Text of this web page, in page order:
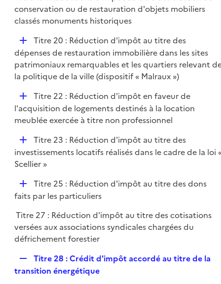
e
r
conservation ou de restauration d'objets mobiliers
classés monuments historiques
D
é
p
l
r
Titre 20 : Réduction d'impôt au titre des
dépenses de restauration immobilière dans les sites
patrimoniaux remarquables et les quartiers relevant
la politique de la ville (dispositif « Malraux »)
D
é
p
e
r
Titre 22 : Réduction d'impôt en faveur de
l'acquisition de logements destinés à la location
meublée exercée à titre non professionnel
D
é
p
e
Titre 23 : Réduction d'impôt au titre des
investissements locatifs réalisés dans le cadre de la loi
Scellier »
D
é
l
i
e
Titre 25 : Réduction d'impôt au titre des dons
faits par les particuliers
Titre 27 : Réduction d'impôt au titre des cotisations
versées aux associations syndicales chargées du
défrichement forestier
e
Titre 28 : Crédit d'impôt accordé au titre de la
transition énergétique